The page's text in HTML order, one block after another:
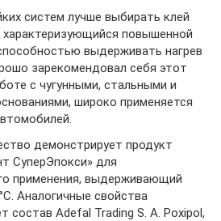
систем лучше выбирать клей
характеризующийся повышенной
выдерживать нагрев
зарекомендовал себя этот
с чугунными, стальными и
широко применяется
демонстрирует продукт
СуперЭпокси» для
применения, выдерживающий
Аналогичные свойства
состав Adefal Trading S. A. Poxipol,